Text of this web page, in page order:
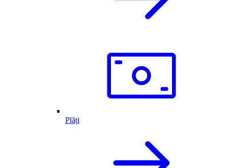
Plăți